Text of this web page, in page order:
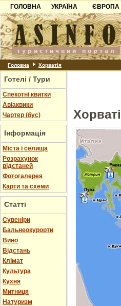
ГОЛОВНА
УКРАЇНА
Карпати
Азов
Причорноморря
Шацьк
ЄВРОПА
Хорватія
Болгарія
Головна Хорватія
Готелі / Тури
Спекотні квитки
Авіаквики
Чартер (бус)
Інформація
Міста і селища
Розрахунок
відстаней
Фотогалерея
Карти та схеми
Статті
Cувеніри
Бальнеокурорти
Вино
Відстань
Клімат
Культура
Кухня
Митниця
Натуризм